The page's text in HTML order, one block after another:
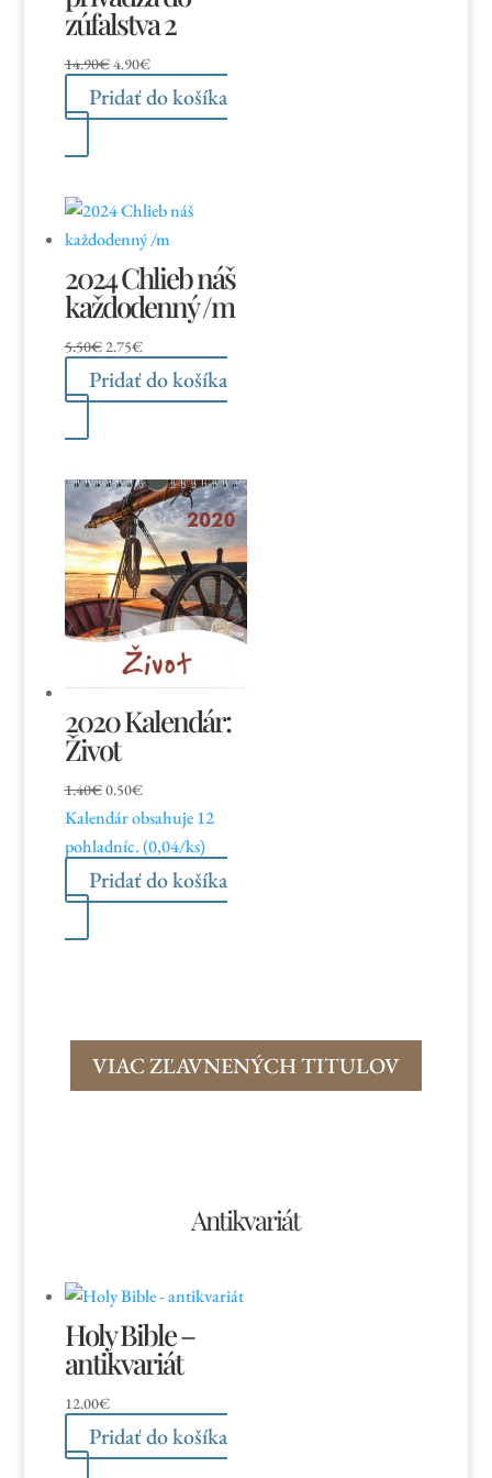
zúfalstva 2
14.90€Pôvodná
cena
bola:
4.90€Aktuálna
cena
je:
Pridať do košíka
2024 Chlieb náš
každodenný /m
5.50€ Pôvodná
cena
bola:
2.75€Aktuálna
cena
je:
Pridať do košíka
2020 Kalendár:
Život
1.40€Pôvodná
cena
bola:
1.40€.
0.50€Aktuálna
cena
je:
0.50€.
Kalendár obsahuje 12
pohladníc. (0,04/ks)
Pridať do košíka
VIAC ZĽAVNENÝCH TITULOV
Antikvariát
Holy Bible –
antikvariát
12.00€
Pridať do košíka